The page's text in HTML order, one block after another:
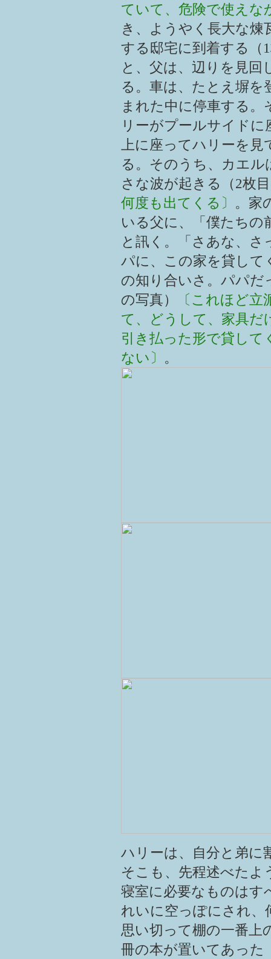
ていて、危険で使えな
き、ようやく長大な煉
する邸宅に到着する（
と、父は、辺りを見回
る。車は、たとえ塀を
まれた中に停車する
リーがプールサイド
上に座ってハリーを
る。そのうち、カエル
さな波が起きる（2枚
何度も出てくる〕 。家
いる父に、「僕たちの
と訊く。「さあな、
パに、この家を貸して
の知り合いさ。パパだ
の写真）
〔これほど
て、どうして、家具
引き払った形で貸し
ない〕 。
ハリーは、自分と弟に
そこも、先程述べたよ
寝室に必要なものはす
れいに空っぽにされ、
思い切って棚の一番上
冊の本が置いてあった